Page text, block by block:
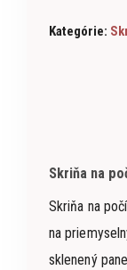
Kategórie:
Skriňa na
Skriňa na
na
sklenený